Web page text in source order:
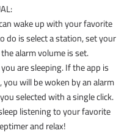
wake up with your favorite
do is select a station, set your
alarm volume is set.
are sleeping. If the app is
will be woken by an alarm
selected with a single click.
listening to your favorite
and relax!